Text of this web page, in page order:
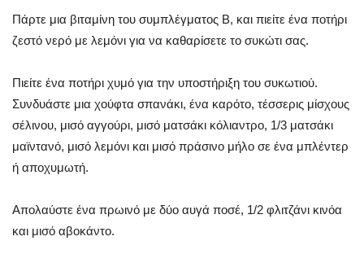
Πάρτε μια βιταμίνη του συμπλέγματος Β, και πιείτε ένα ποτήρι
ζεστό νερό με λεμόνι για να καθαρίσετε το συκώτι σας.
Πιείτε ένα ποτήρι χυμό για την υποστήριξη του συκωτιού.
Συνδυάστε μια χούφτα σπανάκι, ένα καρότο, τέσσερις μίσχους
σέλινου, μισό αγγούρι, μισό ματσάκι κόλιαντρο, 1/3 ματσάκι
μαϊντανό, μισό λεμόνι και μισό πράσινο μήλο σε ένα μπλέντερ
ή αποχυμωτή.
Απολαύστε ένα πρωινό με δύο αυγά ποσέ, 1/2 φλιτζάνι κινόα
και μισό αβοκάντο.